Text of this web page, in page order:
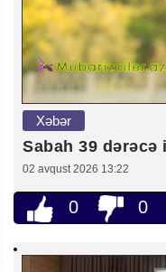
Xəbər
Sabah 39 dərəcə
02 avqust 2026 13:22
0 0